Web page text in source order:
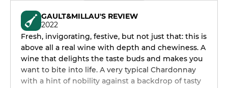
GAULT&MILLAU'S REVIEW
2022
Fresh, invigorating, festive, but not just that: this is
above all a real wine with depth and chewiness. A
wine that delights the taste buds and makes you
want to bite into life. A very typical Chardonnay
with a hint of nobility against a backdrop of tasty